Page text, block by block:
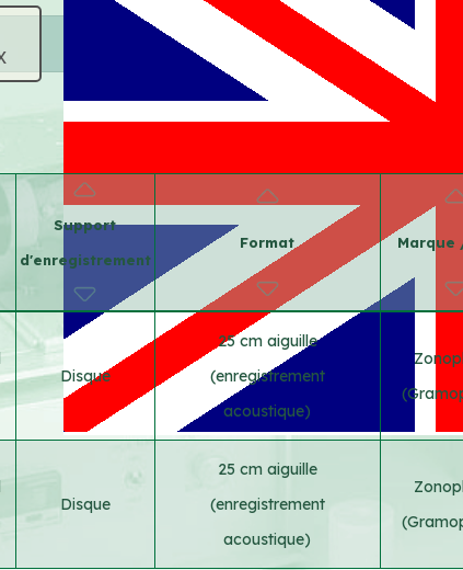
Support
d'enregistrement
Format Marque
Disque
25 cm aiguille
(enregistrement
acoustique)
Disque
25 cm aiguille
(enregistrement
acoustique)